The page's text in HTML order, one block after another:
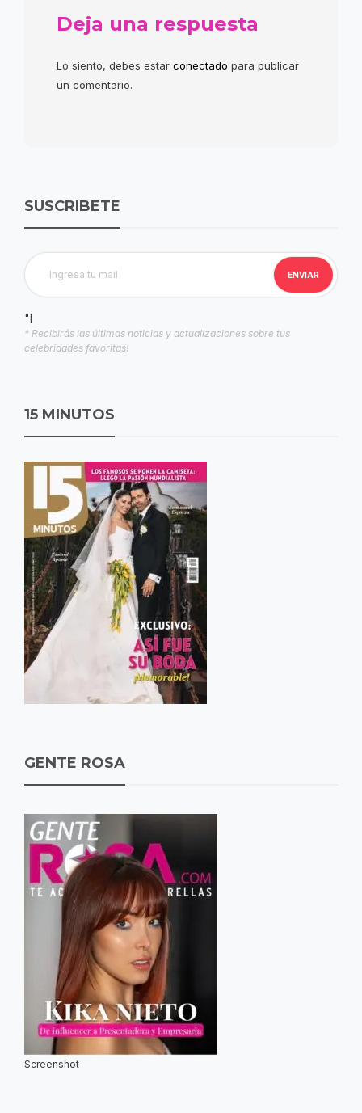
Deja una respuesta
Lo siento, debes estar conectado para publicar
un comentario.
SUSCRIBETE
"]
* Recibirás las últimas noticias y actualizaciones sobre tus
celebridades favoritas!
15 MINUTOS
GENTE ROSA
Screenshot